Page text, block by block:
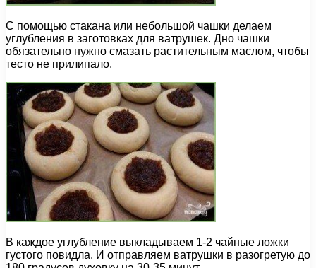
С помощью стакана или небольшой чашки делаем
углубления в заготовках для ватрушек. Дно чашки
обязательно нужно смазать растительным маслом, чтобы
тесто не прилипало.
В каждое углубление выкладываем 1-2 чайные ложки
густого повидла. И отправляем ватрушки в разогретую до